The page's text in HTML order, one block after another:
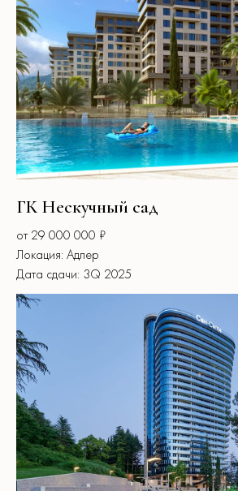
ГК Нескучный сад
от 29 000 000 ₽
Локация: Адлер
Дата сдачи: 3Q 2025